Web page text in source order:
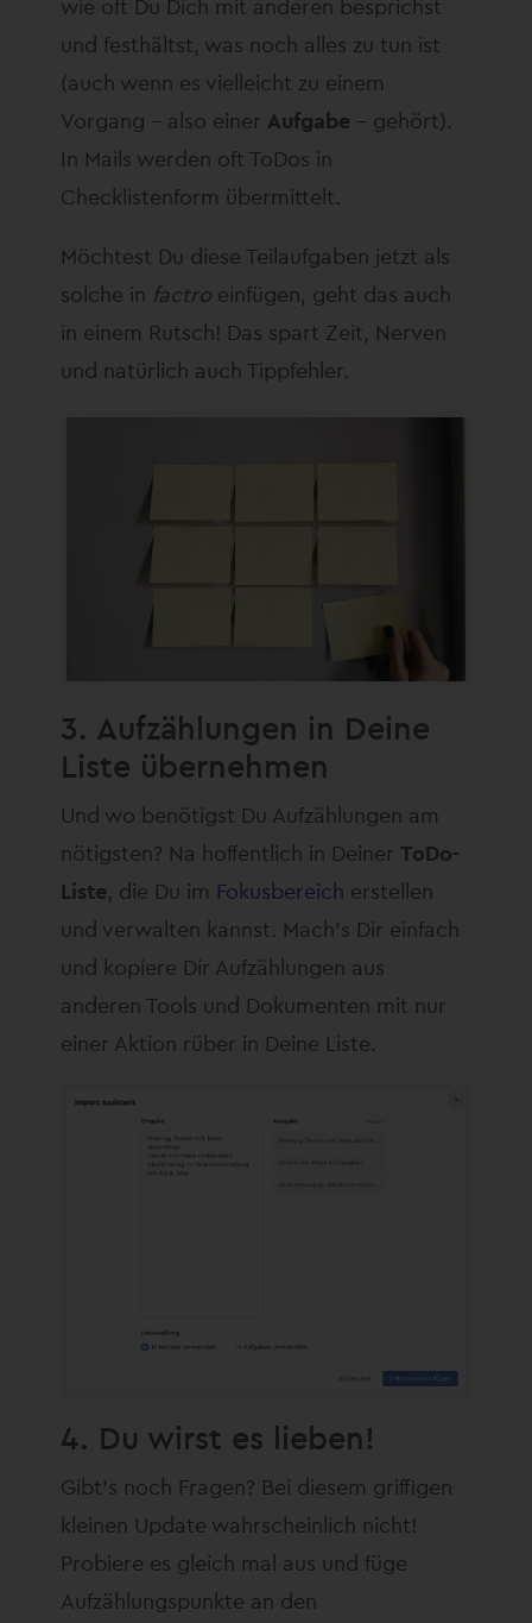
wie oft Du Dich mit anderen besprichst
und festhältst, was noch alles zu tun ist
(auch wenn es vielleicht zu einem
Vorgang – also einer Aufgabe – gehört).
In Mails werden oft ToDos in
Checklistenform übermittelt.
Möchtest Du diese Teilaufgaben jetzt als
solche in factro einfügen, geht das auch
in einem Rutsch! Das spart Zeit, Nerven
und natürlich auch Tippfehler.
3. Aufzählungen in Deine
Liste übernehmen
Und wo benötigst Du Aufzählungen am
nötigsten? Na hoffentlich in DeinerToDo-
Liste, die Du im Fokusbereich erstellen
und verwalten kannst. Mach’s Dir einfach
und kopiere Dir Aufzählungen aus
anderen Tools und Dokumenten mit nur
einer Aktion rüber in Deine Liste.
4. Du wirst es lieben!
Gibt’s noch Fragen? Bei diesem griffigen
kleinen Update wahrscheinlich nicht!
Probiere es gleich mal aus und füge
Aufzählungspunkte an den